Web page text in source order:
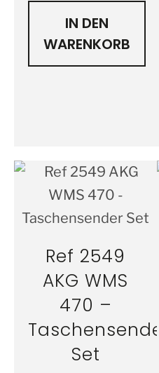
IN DEN
WARENKORB
Ref 2549
AKG WMS
470 –
Taschensender
Set